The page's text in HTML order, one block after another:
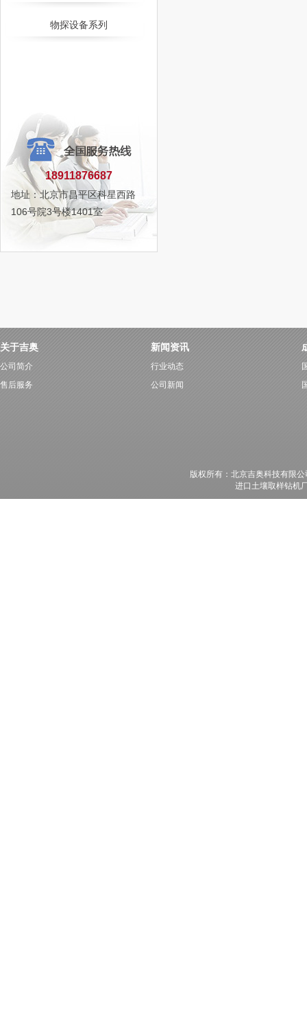
物探设备系列
18911876687
地址：北京市昌平区科星西路
106号院3号楼1401室
关于吉奥
公司简介
售后服务
新闻资讯
行业动态
公司新闻
版权所有：北京吉奥科技有限
进口土壤取样钻机